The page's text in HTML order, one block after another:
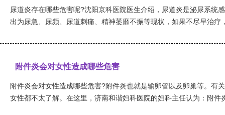
尿道炎存在哪些危害呢?沈阳京科医院医生介绍，尿道炎是泌尿系统
出为尿急、尿频、尿道刺痛、精神萎靡不振等现状，如果不尽早治疗
附件炎会对女性造成哪些危害
附件炎会对女性造成哪些危害?附件炎也就是输卵管以及卵巢等。有
女性都不太了解。在这里，济南和谐妇科医院的妇科主任认为：附件